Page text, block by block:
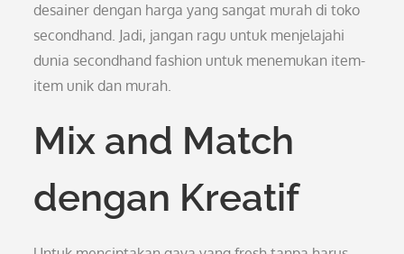
desainer dengan harga yang sangat murah di toko
secondhand. Jadi, jangan ragu untuk menjelajahi
dunia secondhand fashion untuk menemukan item-
item unik dan murah.
Mix and Match
dengan Kreatif